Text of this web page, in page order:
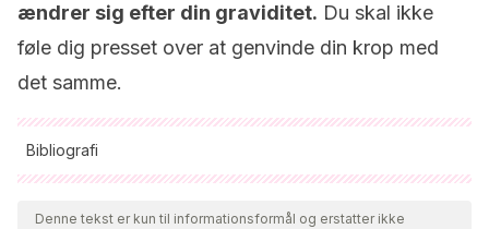
ændrer sig efter din graviditet. Du skal ikke
føle dig presset over at genvinde din krop med
det samme.
Bibliografi
Alle citerede kilder blev grundigt gennemgået af vores team
for at sikre deres kvalitet, pålidelighed, aktualitet og validitet.
Denne tekst er kun til informationsformål og erstatter ikke